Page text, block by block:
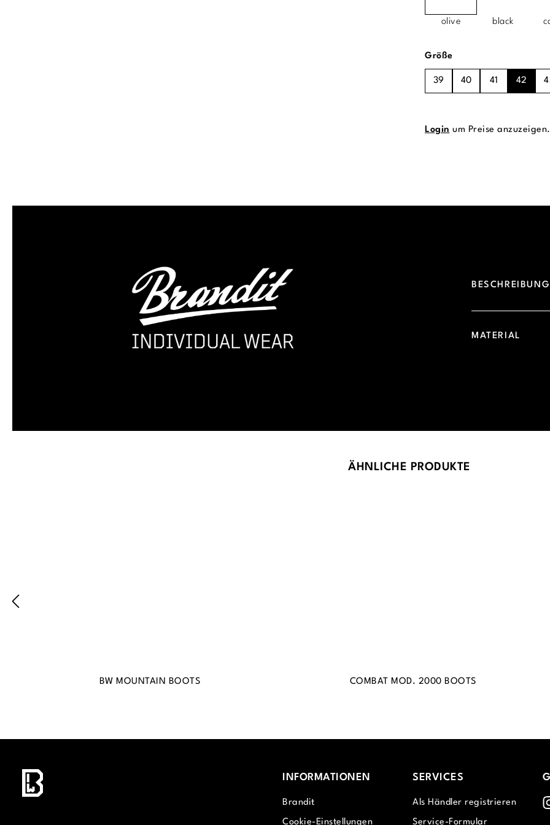
olive black
Größeauswählen
39 40 41 42
Login um Preise anzuzeigen.
BESCHREIBUNG
MATERIAL
ÄHNLICHE PRODUKTE
BW MOUNTAIN BOOTS COMBAT MOD. 2000 BOOTS
INFORMATIONEN
Brandit
Cookie-Einstellungen
SERVICES
Als Händler registrieren
Service-Formular